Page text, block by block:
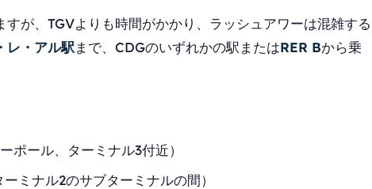
が、TGVよりも時間がかかり、ラッシュアワーは混雑する
レ・アル駅まで、CDGのいずれかの駅またはRER Bから乗
ーポール、ターミナル3付近）
ーミナル2のサブターミナルの間）